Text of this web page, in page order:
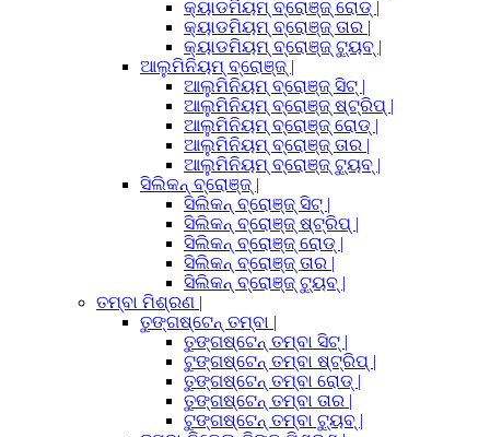
କ୍ୟାଡମିୟମ୍ ବ୍ରୋଞ୍ଜ୍ ରୋଡ୍ |
କ୍ୟାଡମିୟମ୍ ବ୍ରୋଞ୍ଜ୍ ତାର |
କ୍ୟାଡମିୟମ୍ ବ୍ରୋଞ୍ଜ୍ ଟ୍ୟୁବ୍ |
ଆଲୁମିନିୟମ୍ ବ୍ରୋଞ୍ଜ୍ |
ଆଲୁମିନିୟମ୍ ବ୍ରୋଞ୍ଜ୍ ସିଟ୍ |
ଆଲୁମିନିୟମ୍ ବ୍ରୋଞ୍ଜ୍ ଷ୍ଟ୍ରିପ୍ |
ଆଲୁମିନିୟମ୍ ବ୍ରୋଞ୍ଜ୍ ରୋଡ୍ |
ଆଲୁମିନିୟମ୍ ବ୍ରୋଞ୍ଜ୍ ତାର |
ଆଲୁମିନିୟମ୍ ବ୍ରୋଞ୍ଜ୍ ଟ୍ୟୁବ୍ |
ସିଲିକନ୍ ବ୍ରୋଞ୍ଜ୍ |
ସିଲିକନ୍ ବ୍ରୋଞ୍ଜ୍ ସିଟ୍ |
ସିଲିକନ୍ ବ୍ରୋଞ୍ଜ୍ ଷ୍ଟ୍ରିପ୍ |
ସିଲିକନ୍ ବ୍ରୋଞ୍ଜ୍ ରୋଡ୍ |
ସିଲିକନ୍ ବ୍ରୋଞ୍ଜ୍ ତାର |
ସିଲିକନ୍ ବ୍ରୋଞ୍ଜ୍ ଟ୍ୟୁବ୍ |
ତମ୍ବା ମିଶ୍ରଣ |
ତୁଙ୍ଗଷ୍ଟେନ୍ ତମ୍ବା |
ତୁଙ୍ଗଷ୍ଟେନ୍ ତମ୍ବା ସିଟ୍ |
ଟୁଙ୍ଗଷ୍ଟେନ୍ ତମ୍ବା ଷ୍ଟ୍ରିପ୍ |
ତୁଙ୍ଗଷ୍ଟେନ୍ ତମ୍ବା ରୋଡ୍ |
ତୁଙ୍ଗଷ୍ଟେନ୍ ତମ୍ବା ତାର |
ଟୁଙ୍ଗଷ୍ଟେନ୍ ତମ୍ବା ଟ୍ୟୁବ୍ |